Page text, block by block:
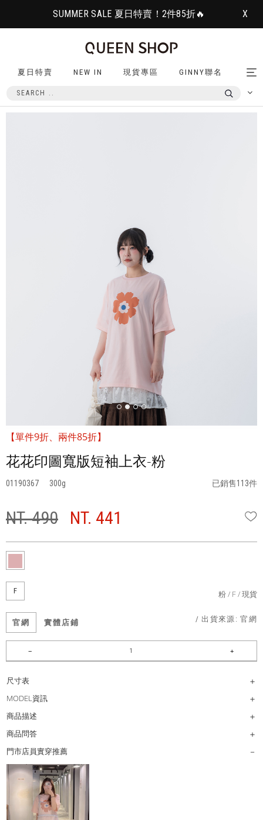
SUMMER SALE 夏日特賣！2件85折🔥 X
夏日特賣 NEW IN 現貨專區 GINNY聯名
【單件9折、兩件85折】
花花印圖寬版短袖上衣-粉
01190367 300 已銷售113件
NT. 490 NT. 441
F 粉 F 現貨
官網 實體店鋪 / 出貨來源:官網
尺寸表
MODEL資訊
商品描述
商品問答
門市店員實穿推薦